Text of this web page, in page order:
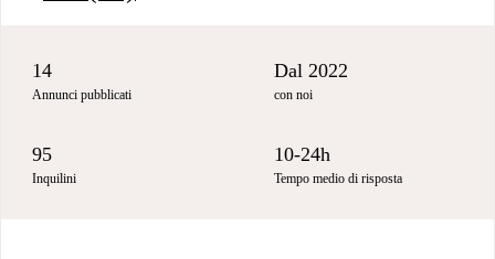
14
Annunci pubblicati
Dal 2022
con noi
95
Inquilini
10-24h
Tempo medio di risposta